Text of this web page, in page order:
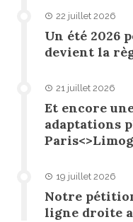
22 juillet 2026
Un été 2026
devient la
21 juillet 2026
Et encore
adaptations
19 juillet 2026
Notre
ligne droite